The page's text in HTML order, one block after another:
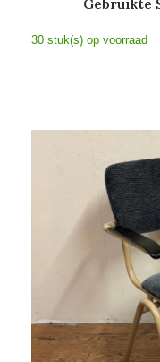
Gebruikte
30 stuk(s) op voorraad